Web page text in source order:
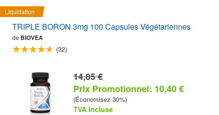
Liquidation
TRIPLE BORON 3mg 100 Capsules Végétariennes
de BIOVEA
(32)
14,85 €
Prix Promotionnel: 10,40 €
(Économisez 30%)
TVA incluse